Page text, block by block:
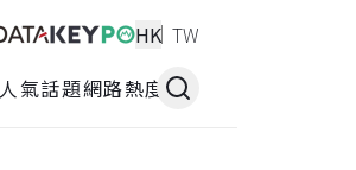
HK TW
人氣話題網路熱度